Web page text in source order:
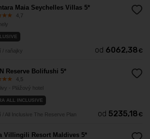
Maia Seychelles Villas 5*
4,7
/ raňajky od 6062,38 €
Reserve Bolifushi 5*
4,5
- Plážový hotel
ALL INCLUSIVE
/ All Inclusive The Reserve Plan od 5235,18 €
Villingili Resort Maldives 5*